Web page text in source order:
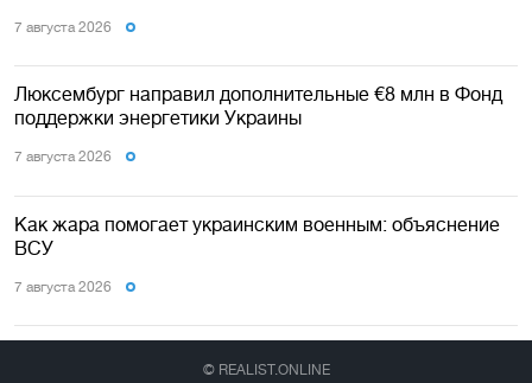
7 августа 2026
Люксембург направил дополнительные €8 млн в Фонд
поддержки энергетики Украины
7 августа 2026
Как жара помогает украинским военным: объяснение
ВСУ
7 августа 2026
© REALIST.ONLINE